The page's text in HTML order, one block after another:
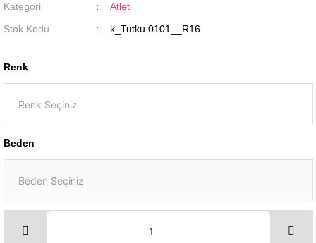
Kategori
Atlet
Stok Kodu
k_Tutku.0101__R16
Renk
Beden